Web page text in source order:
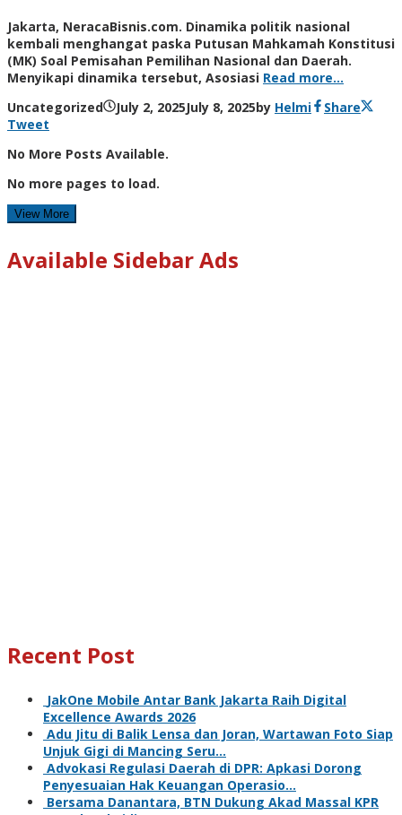
Jakarta, NeracaBisnis.com. Dinamika politik nasional
kembali menghangat paska Putusan Mahkamah Konstitusi
(MK) Soal Pemisahan Pemilihan Nasional dan Daerah.
Menyikapi dinamika tersebut, Asosiasi Read more…
Uncategorized
July 2, 2025July 8, 2025by Helmi
Share
Tweet
No More Posts Available.
No more pages to load.
View More
Available Sidebar Ads
Recent Post
JakOne Mobile Antar Bank Jakarta Raih Digital
Excellence Awards 2026
Adu Jitu di Balik Lensa dan Joran, Wartawan Foto Siap
Unjuk Gigi di Mancing Seru…
Advokasi Regulasi Daerah di DPR: Apkasi Dorong
Penyesuaian Hak Keuangan Operasio…
Bersama Danantara, BTN Dukung Akad Massal KPR